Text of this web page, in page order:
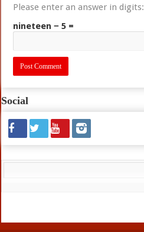
Please enter an answer in digits:
nineteen − 5 =
Social